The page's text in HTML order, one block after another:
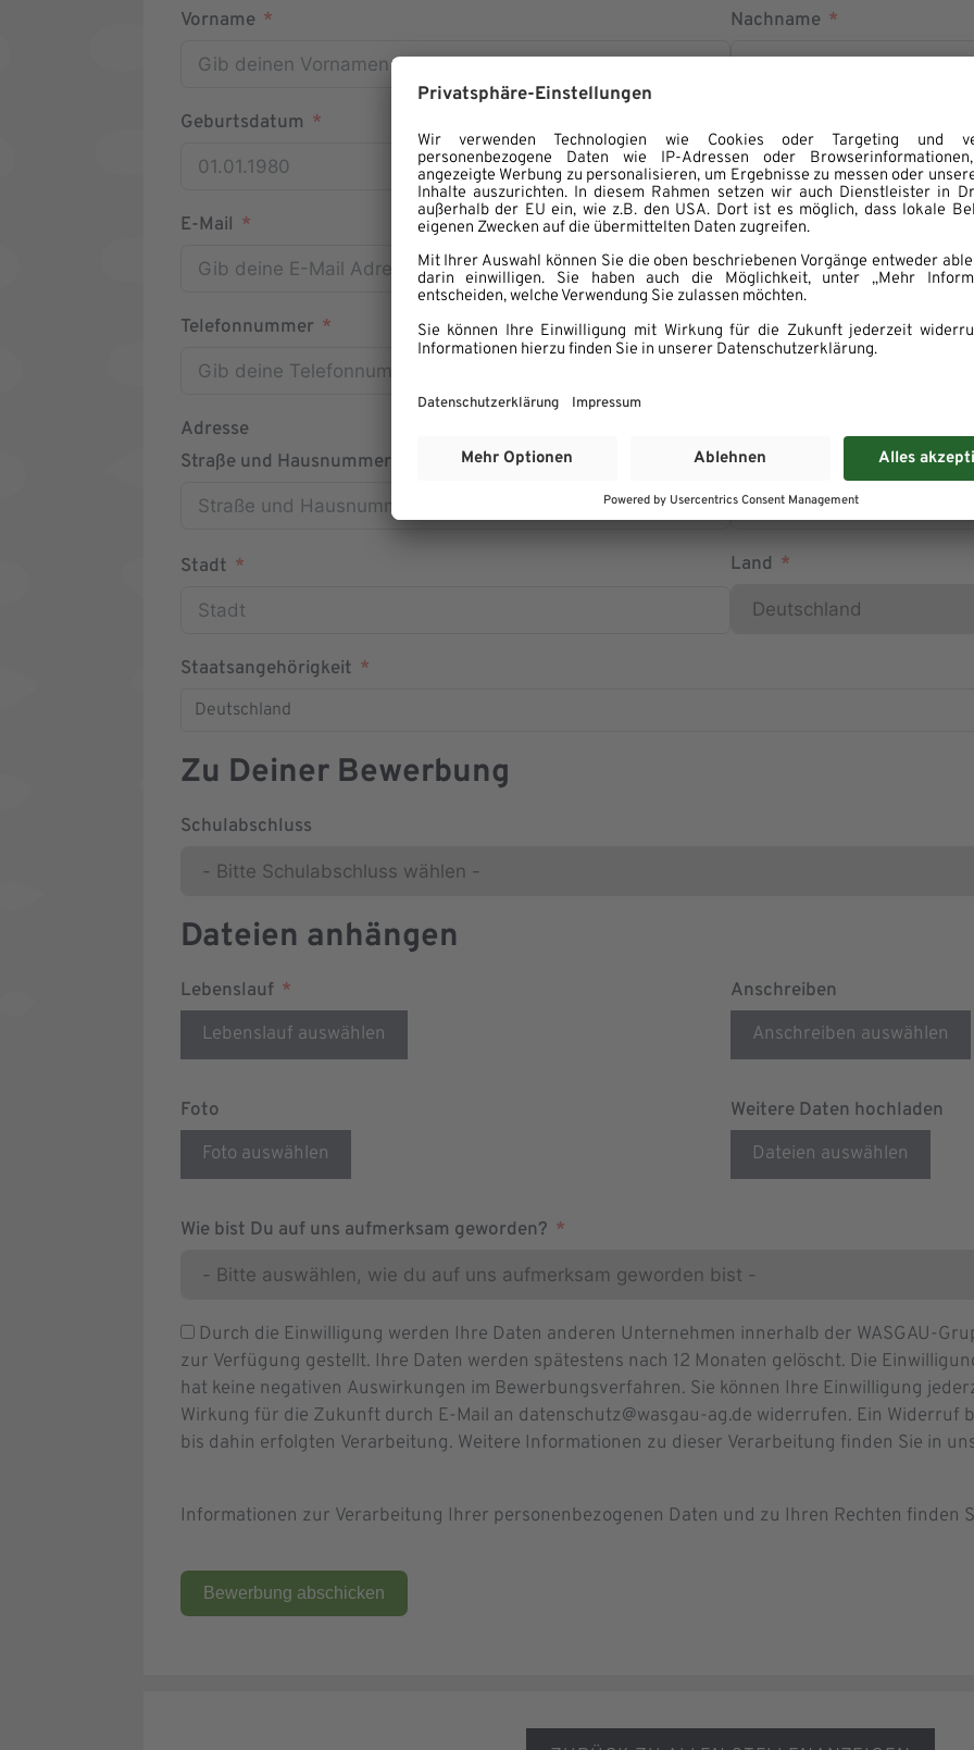
Vorname Nachname
Geburtsdatum
E-Mail
Telefonnummer
Adresse
Straße und Hausnummer
Postleitzahl
Stadt Land
Staatsangehörigkeit
Deutschland
Zu Deiner Bewerbung
Schulabschluss
Dateien anhängen
Lebenslauf
Lebenslauf auswählen
Anschreiben
Anschreiben auswählen
Foto
Foto auswählen
Weitere Daten hochladen
Dateien auswählen
Wie bist Du auf uns aufmerksam geworden?
Durch die Einwilligung werden Ihre Daten anderen Unternehmen innerhalb der WASGAU-
zur Verfügung gestellt. Ihre Daten werden spätestens nach 12 Monaten gelöscht. Die
hat keine negativen Auswirkungen im Bewerbungsverfahren. Sie können Ihre Einwilligung
Wirkung für die Zukunft durch E-Mail an datenschutz@wasgau-ag.de widerrufen. Ein Widerruf
bis dahin erfolgten Verarbeitung. Weitere Informationen zu dieser Verarbeitung finden Sie in
Informationen zur Verarbeitung Ihrer personenbezogenen Daten und zu Ihren Rechten finden
Bewerbung abschicken